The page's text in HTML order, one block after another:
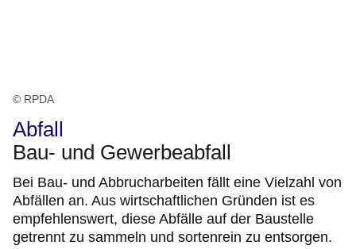
© RPDA
Abfall
Bau- und Gewerbeabfall
Bei Bau- und Abbrucharbeiten fällt eine Vielzahl von
Abfällen an. Aus wirtschaftlichen Gründen ist es
empfehlenswert, diese Abfälle auf der Baustelle
getrennt zu sammeln und sortenrein zu entsorgen.